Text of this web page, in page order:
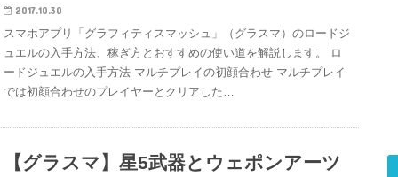
2017.10.30
スマホアプリ「グラフィティスマッシュ」（グラスマ）のロードジ
ュエルの入手方法、稼ぎ方とおすすめの使い道を解説します。 ロ
ードジュエルの入手方法 マルチプレイの初顔合わせ マルチプレイ
では初顔合わせのプレイヤーとクリアした…
【グラスマ】星5武器とウェポンアーツ